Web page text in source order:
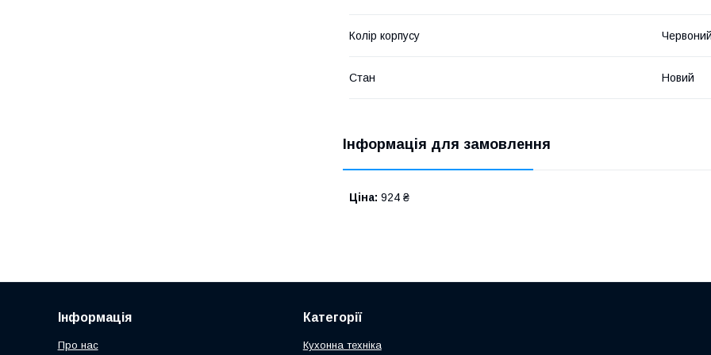
Колір корпусу
Стан Новий
Інформація для замовлення
Ціна: 924 ₴
Інформація
Про нас
Категорії
Кухонна техніка